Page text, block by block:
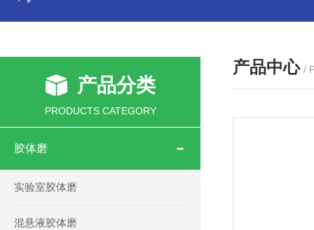
产品分类
PRODUCTS CATEGORY
胶体磨
实验室胶体磨
混悬液胶体磨
产品中心 /